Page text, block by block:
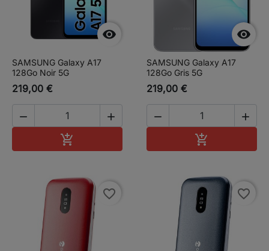

SAMSUNG Galaxy A17
128Go Noir 5G
219,00 €
 


SAMSUNG Galaxy A17
128Go Gris 5G
219,00 €
 

favorite_border favorite_border